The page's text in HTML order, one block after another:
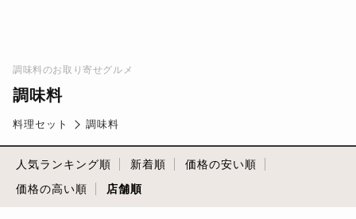
調味料のお取り寄せグルメ
調味料
料理セット 調味料
人気ランキング順 新着順
価格の安い順
価格の高い順
店舗順